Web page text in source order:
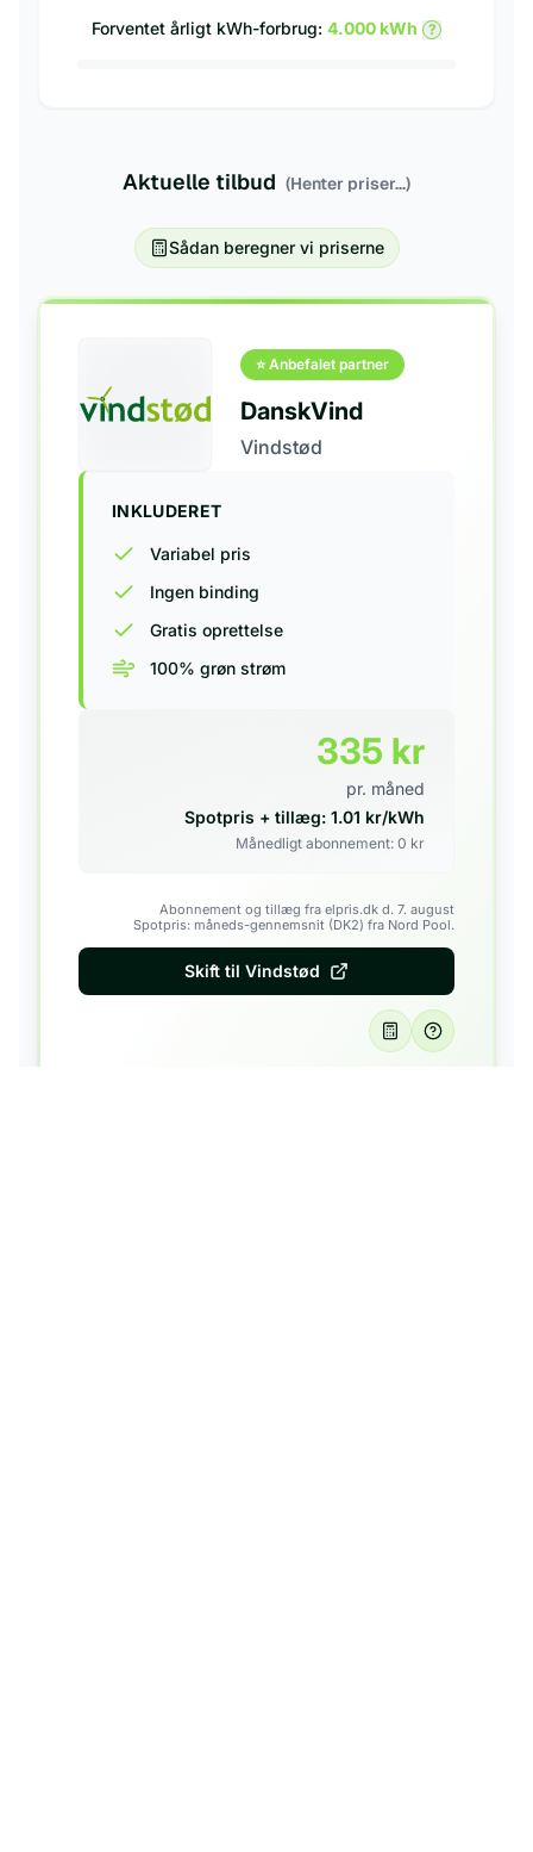
Forventet årligt kWh-forbrug: 4.000kWh ?
Aktuelle tilbud (Henter priser...)
Sådan beregner vi priserne
⭐ Anbefalet partner
DanskVind
Vindstød
INKLUDERET
Variabel pris
Ingen binding
Gratis oprettelse
100% grøn strøm
335 kr
pr. måned
Spotpris + tillæg: 1.01 kr/kWh
Månedligt abonnement: 0 kr
Abonnement og tillæg fra elpris.dk d. 7. august
Spotpris: måneds-gennemsnit (DK2) fra Nord Pool.
Skift til Vindstød